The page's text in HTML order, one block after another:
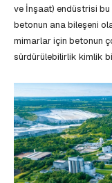
ve İnşaat) endüstrisi
betonun ana bileşeni
mimarlar için betonun
sürdürülebilirlik kimlik